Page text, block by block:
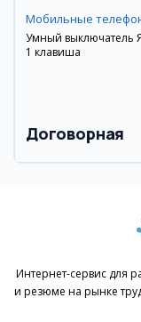
Мобильные
Умный выключатель
1 клавиша
Договорная
Интернет-сервис для
и резюме на рынке